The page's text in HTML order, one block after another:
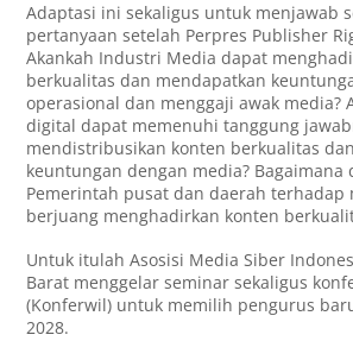
Adaptasi ini sekaligus untuk menjawab
pertanyaan setelah Perpres Publisher
Akankah Industri Media dapat
berkualitas dan mendapatkan
operasional dan menggaji awak media?
digital dapat memenuhi tanggung
mendistribusikan konten berkualitas
keuntungan dengan media? Bagaimana
Pemerintah pusat dan daerah terhadap
berjuang menghadirkan konten
Untuk itulah Asosisi Media Siber
Barat menggelar seminar sekaligus
(Konferwil) untuk memilih pengurus
2028.